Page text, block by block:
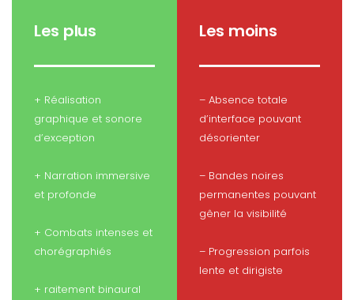
Les plus
+ Réalisation
graphique et sonore
d’exception
+ Narration immersive
et profonde
+ Combats intenses et
chorégraphiés
+ raitement binaural
Les moins
– Absence totale
d’interface pouvant
désorienter
– Bandes noires
permanentes pouvant
gêner la visibilité
– Progression parfois
lente et dirigiste